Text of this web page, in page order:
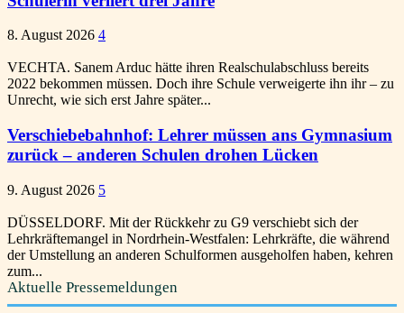
8. August 2026 4
VECHTA. Sanem Arduc hätte ihren Realschulabschluss bereits
2022 bekommen müssen. Doch ihre Schule verweigerte ihn ihr – zu
Unrecht, wie sich erst Jahre später...
Verschiebebahnhof: Lehrer müssen ans Gymnasium
zurück – anderen Schulen drohen Lücken
9. August 2026 5
DÜSSELDORF. Mit der Rückkehr zu G9 verschiebt sich der
Lehrkräftemangel in Nordrhein-Westfalen: Lehrkräfte, die während
der Umstellung an anderen Schulformen ausgeholfen haben, kehren
zum...
Aktuelle Pressemeldungen